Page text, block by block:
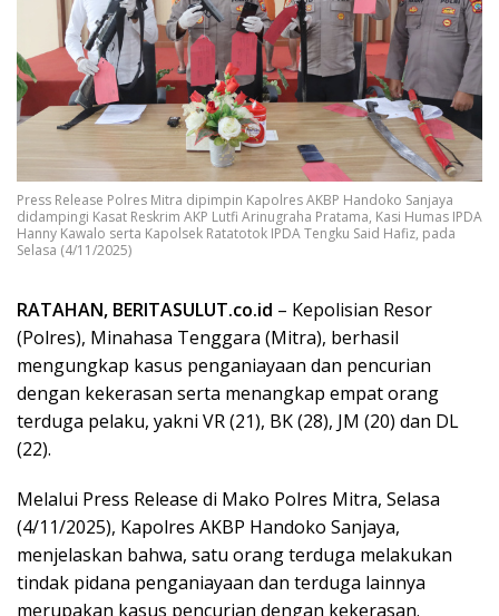
Press Release Polres Mitra dipimpin Kapolres AKBP Handoko Sanjaya
didampingi Kasat Reskrim AKP Lutfi Arinugraha Pratama, Kasi Humas IPDA
Hanny Kawalo serta Kapolsek Ratatotok IPDA Tengku Said Hafiz, pada
Selasa (4/11/2025)
RATAHAN, BERITASULUT.co.id – Kepolisian Resor
(Polres), Minahasa Tenggara (Mitra), berhasil
mengungkap kasus penganiayaan dan pencurian
dengan kekerasan serta menangkap empat orang
terduga pelaku, yakni VR (21), BK (28), JM (20) dan DL
(22).
Melalui Press Release di Mako Polres Mitra, Selasa
(4/11/2025), Kapolres AKBP Handoko Sanjaya,
menjelaskan bahwa, satu orang terduga melakukan
tindak pidana penganiayaan dan terduga lainnya
merupakan kasus pencurian dengan kekerasan.